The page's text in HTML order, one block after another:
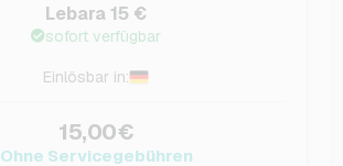
Lebara 15 €
sofort verfügbar
Einlösbar in:
15,00€
Ohne Servicegebühren